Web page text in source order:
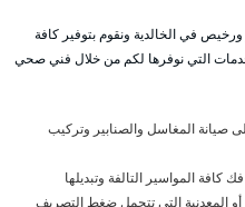
في الخالدية ونقوم بتوفير كافة
التي نوفرها لكم من خلال فني صحي
صيانة المغاسل والصنابير وتركيب
المواسير التالفة وتبديلها
المعدنية التي تتحمل ضغط التصريف